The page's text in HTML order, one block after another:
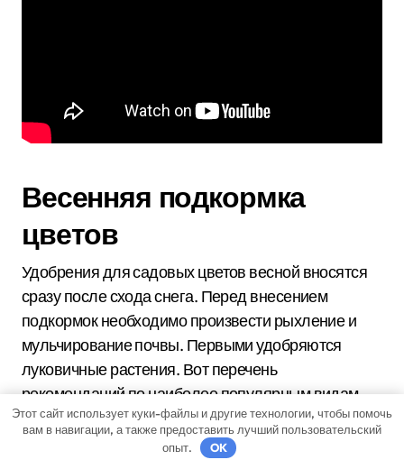
Весенняя подкормка
цветов
Удобрения для садовых цветов весной вносятся
сразу после схода снега. Перед внесением
подкормок необходимо произвести рыхление и
мульчирование почвы. Первыми удобряются
луковичные растения. Вот перечень
рекомендаций по наиболее популярным видам
садовых цветов:
Этот сайт использует куки-файлы и другие технологии, чтобы помочь
вам в навигации, а также предоставить лучший пользовательский
опыт.
OK